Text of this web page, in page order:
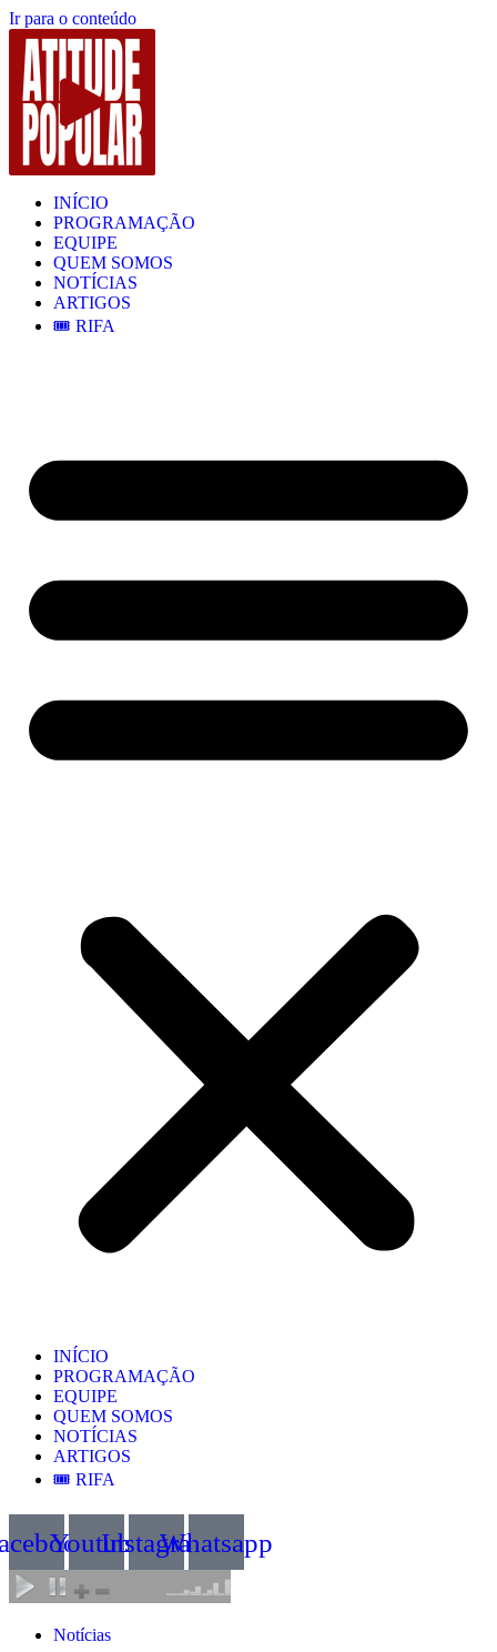
Ir para o conteúdo
INÍCIO
PROGRAMAÇÃO
EQUIPE
QUEM SOMOS
NOTÍCIAS
ARTIGOS
🎟️ RIFA
INÍCIO
PROGRAMAÇÃO
EQUIPE
QUEM SOMOS
NOTÍCIAS
ARTIGOS
🎟️ RIFA
YoutubeInstagramWhatsapp
Notícias